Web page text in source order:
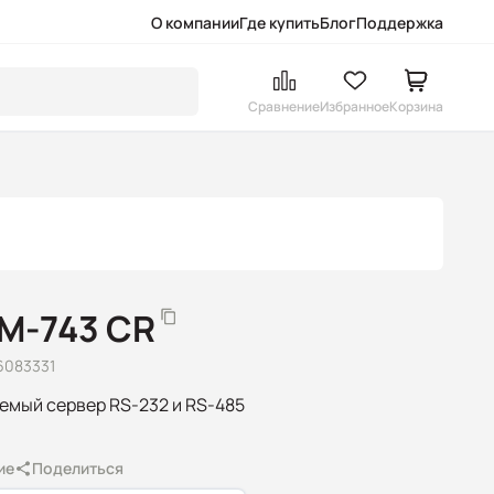
О компанииГде купитьБлогПоддержка
СравнениеИзбранноеКорзина
743 CR
сервер RS-232 и RS-485
Поделиться